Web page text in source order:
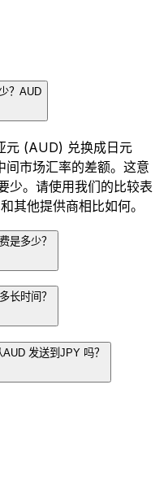
？AUD
元 (AUD) 兑换成日元
市场汇率的差额。这意
少。请使用我们的比较表
其他提供商相比如何。
是多少？
长时间？
发送到JPY 吗？